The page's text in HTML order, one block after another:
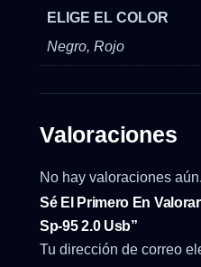
ELIGE EL COLOR
Negro, Rojo
Valoraciones
No hay valoraciones aún.
Sé El Primero En
Sp-95 2.0 Usb”
Tu dirección de correo